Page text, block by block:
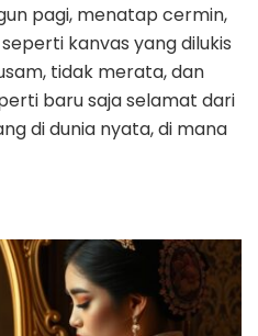
pagi, menatap cermin,
kanvas yang dilukis
tidak merata, dan
baru saja selamat dari
di dunia nyata, di mana